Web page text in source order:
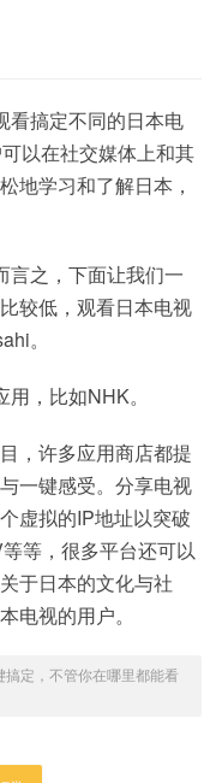
看搞定不同的日本电
以在社交媒体上和其
地学习和了解日本，
言之，下面让我们一
较低，观看日本电视
。
，比如NHK。
，许多应用商店都提
一键感受。分享电视
虚拟的IP地址以突破
等，很多平台还可以
于日本的文化与社
电视的用户。
搞定，不管你在哪里都能看